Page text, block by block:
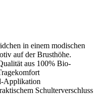
in einem modischen
auf der Brusthöhe.
aus 100% Bio-
Applikation
Schulterverschluss